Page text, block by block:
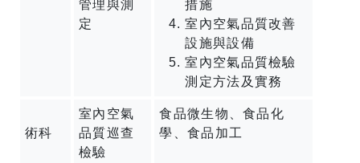
管理與測
定
措施
室內空氣品質改善
設施與設備
室內空氣品質檢驗
測定方法及實務
術科
室內空氣
品質巡查
檢驗
食品微生物、食品化
學、食品加工